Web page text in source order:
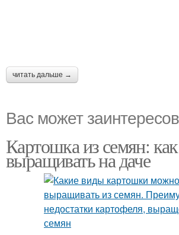
читать дальше →
Вас может
Картошка из семян: как
выращивать на даче